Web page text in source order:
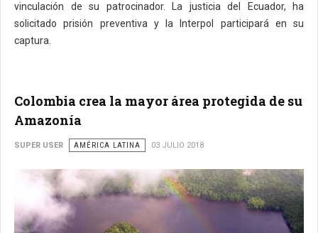
vinculación de su patrocinador. La justicia del Ecuador, ha
solicitado prisión preventiva y la Interpol participará en su
captura.
Colombia crea la mayor área protegida de su
Amazonía
SUPER USER AMÉRICA LATINA 03 JULIO 2018